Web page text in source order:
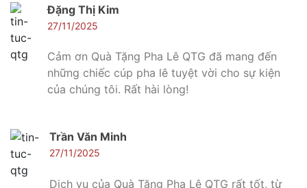
Đặng Thị Kim
27/11/2025
Cảm ơn Quà Tặng Pha Lê QTG đã mang đến
những chiếc cúp pha lê tuyệt vời cho sự kiện
của chúng tôi. Rất hài lòng!
Trần Văn Minh
27/11/2025
Dịch vụ của Quà Tặng Pha Lê QTG rất tốt, từ